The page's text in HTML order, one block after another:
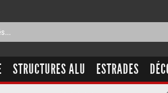
STRUCTURES ALU ESTRADES